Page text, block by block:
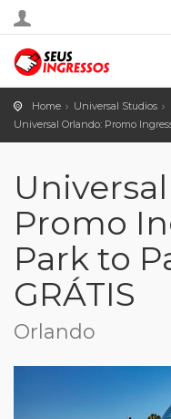
Home
Universal Studios
Universal Orlando: Promo
Promo
Park to
GRÁTIS
Orlando